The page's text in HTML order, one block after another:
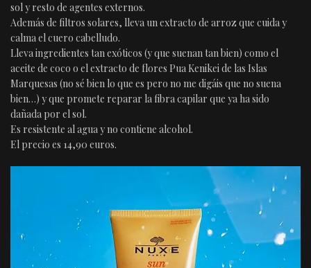
sol y resto de agentes externos.
Además de filtros solares, lleva un extracto de arroz que cuida y
calma el cuero cabelludo.
Lleva ingredientes tan exóticos (y que suenan tan bien) como el
aceite de coco o el extracto de flores Pua Kenikei de las Islas
Marquesas (no sé bien lo que es pero no me digáis que no suena
bien…) y que promete reparar la fibra capilar que ya ha sido
dañada por el sol.
Es resistente al agua y no contiene alcohol.
El precio es 14,90 euros.